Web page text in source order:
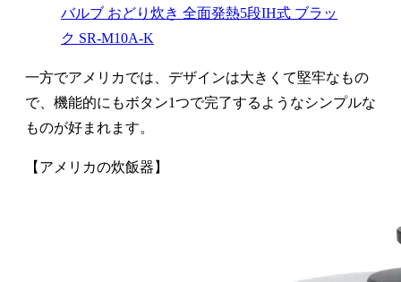
バルブ おどり炊き 全面発熱5段IH式 ブラッ
ク SR-M10A-K
一方でアメリカでは、デザインは大きくて堅牢なもの
で、機能的にもボタン1つで完了するようなシンプルな
ものが好まれます。
【アメリカの炊飯器】